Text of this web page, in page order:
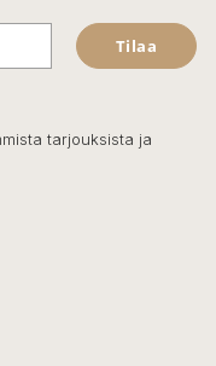
Tilaa
tarjouksista ja